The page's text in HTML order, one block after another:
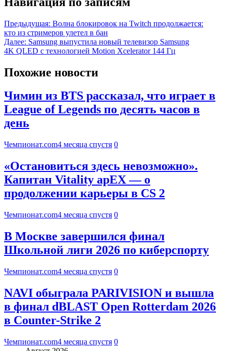
Предыдущая: Волна блокировок на Twitch продолжается:
кто из стримеров улетел в бан
Далее: Samsung выпустила новый телевизор Samsung
4K QLED с технологией Motion Xcelerator 144 Гц
Похожие новости
Чимин из BTS рассказал, что играет в
League of Legends по десять часов в
день
Чемпионат.com4 месяца спустя 0
«Остановиться здесь невозможно».
Капитан Vitality apEX — о
продолжении карьеры в CS 2
Чемпионат.com4 месяца спустя 0
В Москве завершился финал
Школьной лиги 2026 по киберспорту
Чемпионат.com4 месяца спустя 0
NAVI обыграла PARIVISION и вышла
в финал dBLAST Open Rotterdam 2026
в Counter-Strike 2
Чемпионат.com4 месяца спустя 0